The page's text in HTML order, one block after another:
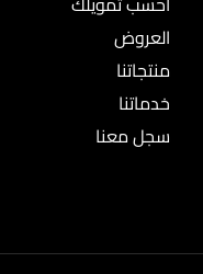
العروض
منتجاتنا
خدماتنا
سجل معنا